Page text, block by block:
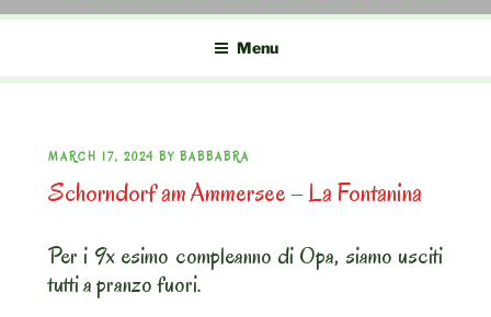
Menu
POSTED
ON
MARCH 17, 2024 BY BABBABRA
Schorndorf am Ammersee – La Fontanina
Per i 9x esimo compleanno di Opa, siamo usciti
tutti a pranzo fuori.